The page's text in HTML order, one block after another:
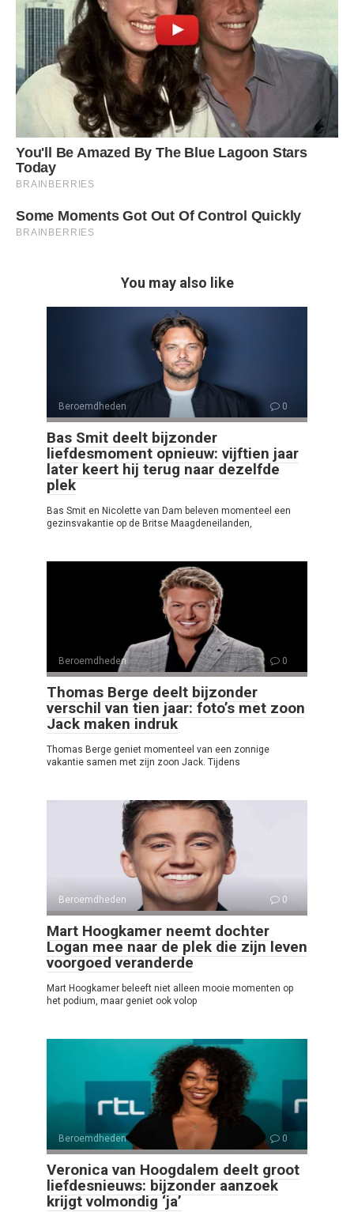
You may also like
Beroemdheden 0
Bas Smit deelt bijzonder
liefdesmoment opnieuw: vijftien jaar
later keert hij terug naar dezelfde
plek
Bas Smit en Nicolette van Dam beleven momenteel een
gezinsvakantie op de Britse Maagdeneilanden,
Beroemdheden 0
Thomas Berge deelt bijzonder
verschil van tien jaar: foto’s met zoon
Jack maken indruk
Thomas Berge geniet momenteel van een zonnige
vakantie samen met zijn zoon Jack. Tijdens
Beroemdheden 0
Mart Hoogkamer neemt dochter
Logan mee naar de plek die zijn leven
voorgoed veranderde
Mart Hoogkamer beleeft niet alleen mooie momenten op
het podium, maar geniet ook volop
Beroemdheden 0
Veronica van Hoogdalem deelt groot
liefdesnieuws: bijzonder aanzoek
krijgt volmondig ‘ja’